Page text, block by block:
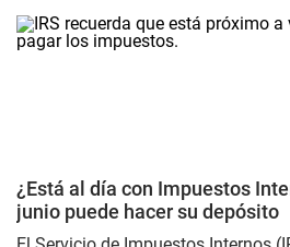
¿Está al día con Impuestos
junio puede hacer su depósito